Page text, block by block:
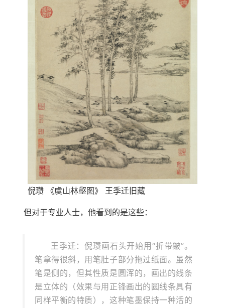
倪瓒 《虞山林壑图》 王季迁旧藏
但对于专业人士，他看到的是这些：
王季迁：倪瓒画石头开始用“折带皴”。
笔拿得很斜，用笔肚子部分拖过纸面。虽然
笔是侧的，但其性质是圆浑的，画出的线条
是立体的（效果与用正锋画出的圆线条具有
同样平衡的特质），这种笔墨保持一种活的